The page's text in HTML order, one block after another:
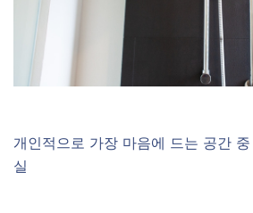
개인적으로 가장 마음에 드는 공간
실